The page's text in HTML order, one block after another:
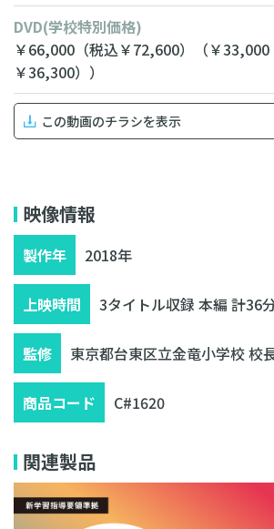
DVD(学校特別価格)
￥66,000 （税込￥72,600） （￥33,000
￥36,300））
この動画のチラシを表示
映像情報
製作年 2018年
上映時間 3タイトル収録 本編 計36
監修 東京都台東区立金竜小学校
商品コード C#1620
関連製品